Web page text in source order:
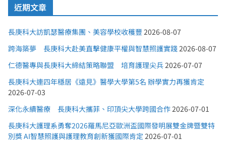
近期文章
長庚科大訪凱瑟醫療集團、美容學校收穫豐 2026-08-07
跨海築夢 長庚科大赴美直擊健康平權與智慧照護實踐 2026-08-07
仁德醫專與長庚科大締結策略聯盟 培育護理尖兵 2026-07-07
長庚科大連四年穩居《遠見》醫學大學第5名 辦學實力再獲肯定
2026-07-03
深化永續醫療 長庚科大攜菲、印頂尖大學跨國合作 2026-07-01
長庚科大護理系勇奪2026羅馬尼亞歐洲盃國際發明展雙金牌暨雙特
別獎 AI智慧照護與護理教育創新獲國際肯定 2026-07-01